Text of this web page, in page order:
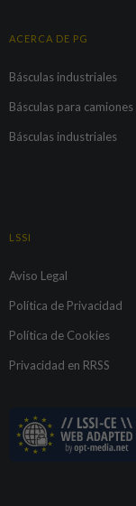
ACERCA DE PG
Básculas industriales
Básculas para camiones
Básculas industriales
LSSI
Aviso Legal
Política de Privacidad
Política de Cookies
Privacidad en RRSS